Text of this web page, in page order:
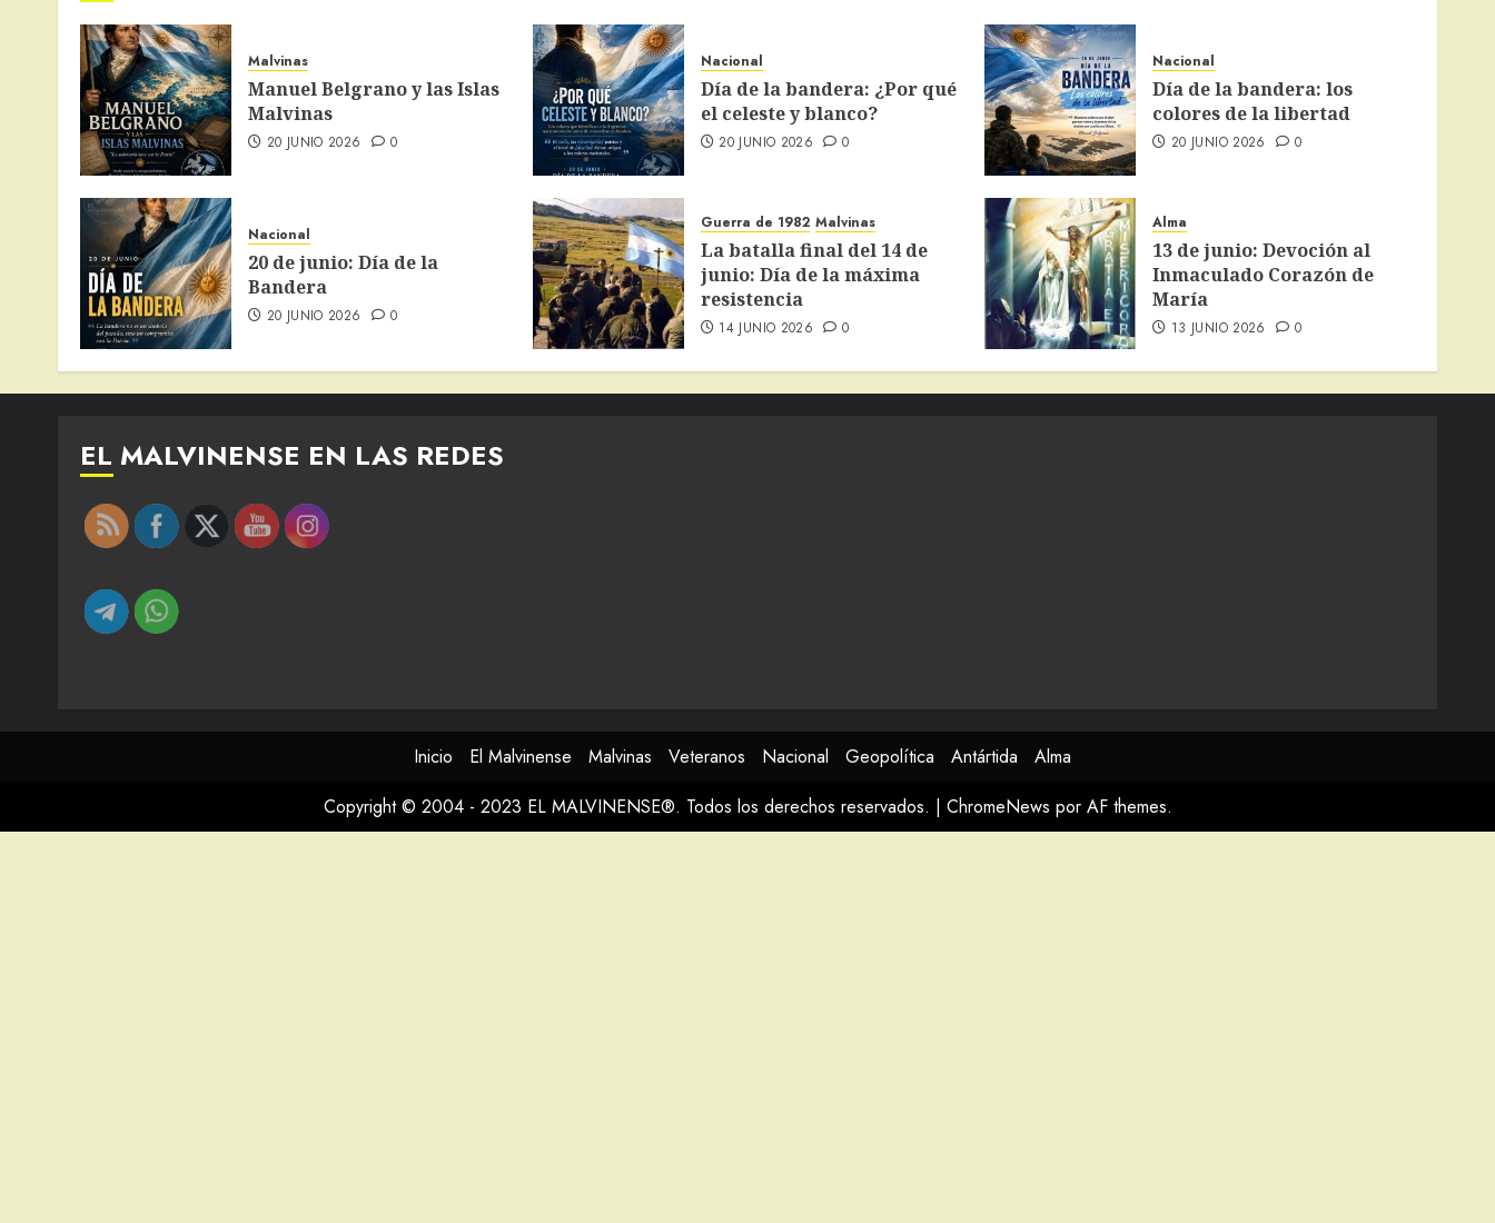
Malvinas
Manuel Belgrano y las Islas
Malvinas
20 JUNIO 2026 0
Nacional
Día de la bandera: ¿Por qué
el celeste y blanco?
20 JUNIO 2026 0
Nacional
Día de la bandera: los
colores de la libertad
20 JUNIO 2026 0
Nacional
20 de junio: Día de la
Bandera
20 JUNIO 2026 0
Guerra de 1982 Malvinas
La batalla final del 14 de
junio: Día de la máxima
resistencia
14 JUNIO 2026 0
Alma
13 de junio: Devoción al
Inmaculado Corazón de
María
13 JUNIO 2026 0
EL MALVINENSE EN LAS REDES
Inicio El Malvinense Malvinas Veteranos Nacional Geopolítica Antártida
Alma
Copyright © 2004 - 2023 EL MALVINENSE®. Todos los derechos reservados. | ChromeNews por AF themes.